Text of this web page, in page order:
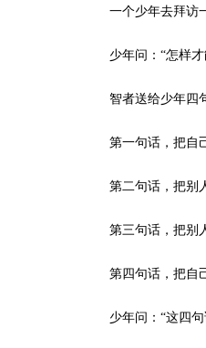
一个少年去拜访一
少年问：“怎样才
智者送给少年四句
第一句话，把自己
第二句话，把别人
第三句话，把别人
第四句话，把自己
少年问：“这四句